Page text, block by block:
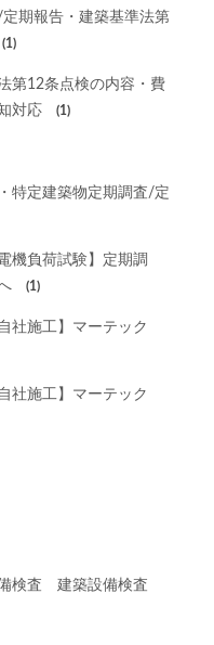
期報告・建築基準法第
(1)
第12条点検の内容・費
対応
(1)
特定建築物定期調査/定
負荷試験】定期調
(1)
社施工】マーテック
社施工】マーテック
検査 建築設備検査